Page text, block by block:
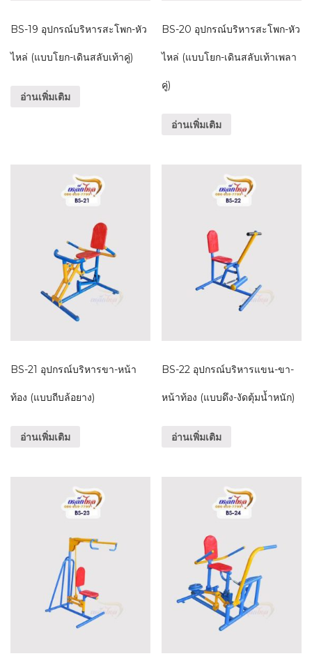
BS-19 อุปกรณ์บริหารสะโพก-หัว
ไหล่ (แบบโยก-เดินสลับเท้าคู่)
อ่านเพิ่มเติม
BS-20 อุปกรณ์บริหารสะโพก-หัว
ไหล่ (แบบโยก-เดินสลับเท้าเพลา
คู่)
อ่านเพิ่มเติม
BS-21 อุปกรณ์บริหารขา-หน้า
ท้อง (แบบถีบล้อยาง)
อ่านเพิ่มเติม
BS-22 อุปกรณ์บริหารแขน-ขา-
หน้าท้อง (แบบดึง-งัดตุ้มน้ำหนัก)
อ่านเพิ่มเติม